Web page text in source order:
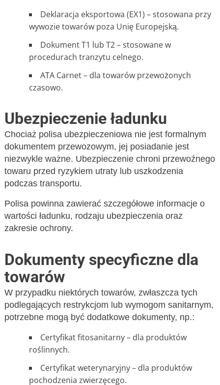
Deklaracja eksportowa (EX1) – stosowana przy
wywozie towarów poza Unię Europejską.
Dokument T1 lub T2 – stosowane w
procedurach tranzytu celnego.
ATA Carnet – dla towarów przewożonych
czasowo.
Ubezpieczenie ładunku
Chociaż polisa ubezpieczeniowa nie jest formalnym
dokumentem przewozowym, jej posiadanie jest
niezwykle ważne. Ubezpieczenie chroni przewoźnego
towaru przed ryzykiem utraty lub uszkodzenia
podczas transportu.
Polisa powinna zawierać szczegółowe informacje o
wartości ładunku, rodzaju ubezpieczenia oraz
zakresie ochrony.
Dokumenty specyficzne dla
towarów
W przypadku niektórych towarów, zwłaszcza tych
podlegających restrykcjom lub wymogom sanitarnym,
potrzebne mogą być dodatkowe dokumenty, np.:
Certyfikat fitosanitarny – dla produktów
roślinnych.
Certyfikat weterynaryjny – dla produktów
pochodzenia zwierzęcego.